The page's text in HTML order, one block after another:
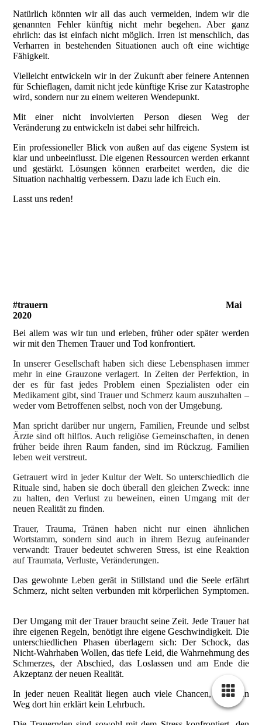
Natürlich könnten wir all das auch vermeiden, indem wir die
genannten Fehler künftig nicht mehr begehen. Aber ganz
ehrlich: das ist einfach nicht möglich. Irren ist menschlich, das
Verharren in bestehenden Situationen auch oft eine wichtige
Fähigkeit.
Vielleicht entwickeln wir in der Zukunft aber feinere Antennen
für Schieflagen, damit nicht jede künftige Krise zur Katastrophe
wird, sondern nur zu einem weiteren Wendepunkt.
Mit einer nicht involvierten Person diesen Weg der
Veränderung zu entwickeln ist dabei sehr hilfreich.
Ein professioneller Blick von außen auf das eigene System ist
klar und unbeeinflusst. Die eigenen Ressourcen werden erkannt
und gestärkt. Lösungen können erarbeitet werden, die die
Situation nachhaltig verbessern. Dazu lade ich Euch ein.
Lasst uns reden!
#trauern Mai
2020
Bei allem was wir tun und erleben, früher oder später werden
wir mit den Themen Trauer und Tod konfrontiert.
In unserer Gesellschaft haben sich diese Lebensphasen immer
mehr in eine Grauzone verlagert. In Zeiten der Perfektion, in
der es für fast jedes Problem einen Spezialisten oder ein
Medikament gibt, sind Trauer und Schmerz kaum auszuhalten –
weder vom Betroffenen selbst, noch von der Umgebung.
Man spricht darüber nur ungern, Familien, Freunde und selbst
Ärzte sind oft hilflos. Auch religiöse Gemeinschaften, in denen
früher beide ihren Raum fanden, sind im Rückzug. Familien
leben weit verstreut.
Getrauert wird in jeder Kultur der Welt. So unterschiedlich die
Rituale sind, haben sie doch überall den gleichen Zweck: inne
zu halten, den Verlust zu beweinen, einen Umgang mit der
neuen Realität zu finden.
Trauer, Trauma, Tränen haben nicht nur einen ähnlichen
Wortstamm, sondern sind auch in ihrem Bezug aufeinander
verwandt: Trauer bedeutet schweren Stress, ist eine Reaktion
auf Traumata, Verluste, Veränderungen.
Das gewohnte Leben gerät in Stillstand und die Seele erfährt
Schmerz, nicht selten verbunden mit körperlichen Symptomen.
Der Umgang mit der Trauer braucht seine Zeit. Jede Trauer hat
ihre eigenen Regeln, benötigt ihre eigene Geschwindigkeit. Die
unterschiedlichen Phasen überlagern sich: Der Schock, das
Nicht-Wahrhaben Wollen, das tiefe Leid, die Wahrnehmung des
Schmerzes, der Abschied, das Loslassen und am Ende die
Akzeptanz der neuen Realität.
In jeder neuen Realität liegen auch viele Chancen, aber den
Weg dort hin erklärt kein Lehrbuch.